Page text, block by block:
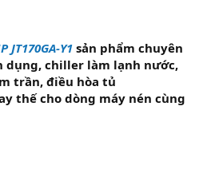
Y1 sản phẩm chuyên
dụng, chiller làm lạnh nước,
trần, điều hòa tủ
thế cho dòng máy nén cùng